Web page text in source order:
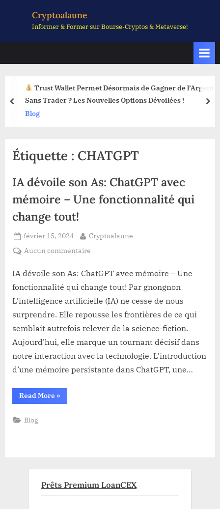
Cryptoalaune
Informer & Former sur Bourse-Cryptos & Metaverse!
Trust Wallet Permet Désormais de Gagner de l’Argent
Sans Trader ? Les Nouvelles Options Dévoilées !
Blog
prev
Étiquette : CHATGPT
IA dévoile son As: ChatGPT avec
mémoire – Une fonctionnalité qui
change tout!
Posted
on
février 15, 2024 By
Cryptoalaune
Aucun commentaire
dévoile
son
ChatGPT
avec
mémoire
–
Une
qui
IA dévoile son As: ChatGPT avec mémoire – Une
fonctionnalité qui change tout! Par gnongnon
L’intelligence artificielle (IA) ne cesse de nous
surprendre. Elle repousse les frontières de ce qui
semblait autrefois relever de la science-fiction.
Aujourd’hui, elle marque un tournant décisif dans
notre interaction avec la technologie. L’introduction
d’une mémoire persistante dans ChatGPT, une…
Read More“IA
dévoile
mémoire
»
Blog
Prêts Premium LoanCEX